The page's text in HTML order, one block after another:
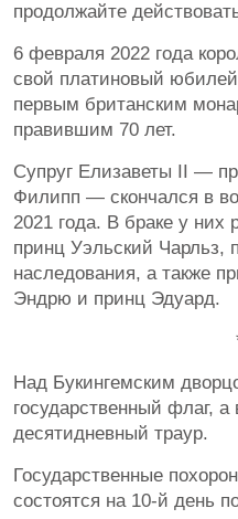
продолжайте
6 февраля 2022 года
свой платиновый
первым британским
правившим 70 лет.
Супруг Елизаветы II —
Филипп — скончался в
2021 года. В браке у них
принц Уэльский Чарльз,
наследования, а также
Эндрю и принц Эдуард.
Над Букингемским
государственный флаг, а
десятидневный траур.
Государственные
состоятся на 10-й день